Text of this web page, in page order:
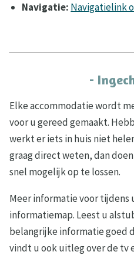
Navigatie: Navigatielink
-
Elke accommodatie wordt
voor u gereed gemaakt.
werkt er iets in huis niet
graag direct weten, dan
snel mogelijk op te lossen.
Meer informatie voor tijdens
informatiemap. Leest u
belangrijke informatie goed
vindt u ook uitleg over de tv